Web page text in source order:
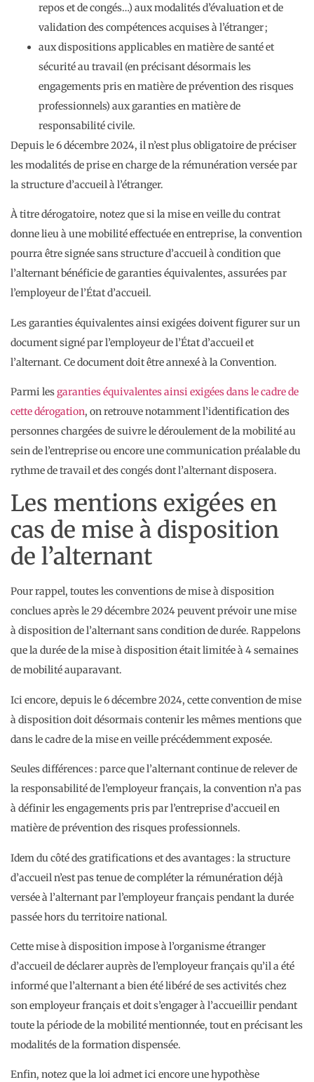
repos et de congés…) aux modalités d’évaluation et de
validation des compétences acquises à l’étranger ;
aux dispositions applicables en matière de santé et
sécurité au travail (en précisant désormais les
engagements pris en matière de prévention des risques
professionnels) aux garanties en matière de
responsabilité civile.
Depuis le 6 décembre 2024, il n’est plus obligatoire de préciser
les modalités de prise en charge de la rémunération versée par
la structure d’accueil à l’étranger.
À titre dérogatoire, notez que si la mise en veille du contrat
donne lieu à une mobilité effectuée en entreprise, la convention
pourra être signée sans structure d’accueil à condition que
l’alternant bénéficie de garanties équivalentes, assurées par
l’employeur de l’État d’accueil.
Les garanties équivalentes ainsi exigées doivent figurer sur un
document signé par l’employeur de l’État d’accueil et
l’alternant. Ce document doit être annexé à la Convention.
Parmi lesgaranties équivalentes ainsi exigées dans le cadre de
cette dérogation, on retrouve notamment l’identification des
personnes chargées de suivre le déroulement de la mobilité au
sein de l’entreprise ou encore une communication préalable du
rythme de travail et des congés dont l’alternant disposera.
Les mentions exigées en
cas de mise à disposition
de l’alternant
Pour rappel, toutes les conventions de mise à disposition
conclues après le 29 décembre 2024 peuvent prévoir une mise
à disposition de l’alternant sans condition de durée. Rappelons
que la durée de la mise à disposition était limitée à 4 semaines
de mobilité auparavant.
Ici encore, depuis le 6 décembre 2024, cette convention de mise
à disposition doit désormais contenir les mêmes mentions que
dans le cadre de la mise en veille précédemment exposée.
Seules différences : parce que l’alternant continue de relever de
la responsabilité de l’employeur français, la convention n’a pas
à définir les engagements pris par l’entreprise d’accueil en
matière de prévention des risques professionnels.
Idem du côté des gratifications et des avantages : la structure
d’accueil n’est pas tenue de compléter la rémunération déjà
versée à l’alternant par l’employeur français pendant la durée
passée hors du territoire national.
Cette mise à disposition impose à l’organisme étranger
d’accueil de déclarer auprès de l’employeur français qu’il a été
informé que l’alternant a bien été libéré de ses activités chez
son employeur français et doit s’engager à l’accueillir pendant
toute la période de la mobilité mentionnée, tout en précisant les
modalités de la formation dispensée.
Enfin, notez que la loi admet ici encore une hypothèse